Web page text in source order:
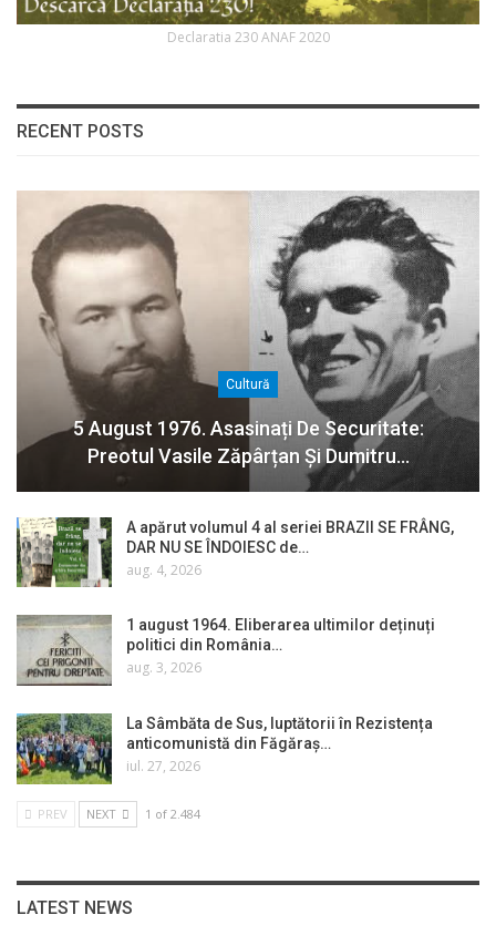
Declaratia 230 ANAF 2020
RECENT POSTS
Cultură
5 August 1976. Asasinați De Securitate:
Preotul Vasile Zăpârțan Și Dumitru…
A apărut volumul 4 al seriei BRAZII SE FRÂNG,
DAR NU SE ÎNDOIESC de…
aug. 4, 2026
1 august 1964. Eliberarea ultimilor deținuți
politici din România…
aug. 3, 2026
La Sâmbăta de Sus, luptătorii în Rezistența
anticomunistă din Făgăraș…
iul. 27, 2026
PREV NEXT 1 of 2.484
LATEST NEWS